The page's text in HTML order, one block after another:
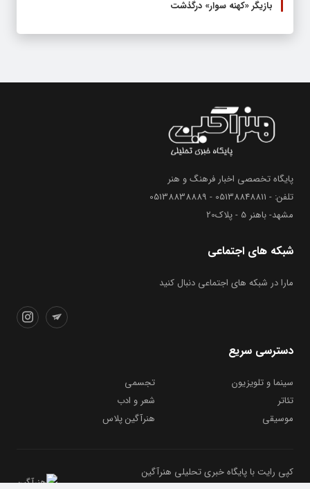
بازیگر «کهنه سوار» درگذشت
پایگاه تخصصی اخبار فرهنگ و هنر
تلفن: - 05138848811 - 05138838889
مشهد- باهنر 5 - پلاک20
شبکه های اجتماعی
مارا در شبکه های اجتماعی دنبال کنید
دسترسی سریع
سینما و تلویزیون
تجسمی
تئاتر
شعر و ادب
موسیقی
هنرآگین پلاس
کپی رایت با پایگاه خبری تحلیلی هنرآگین